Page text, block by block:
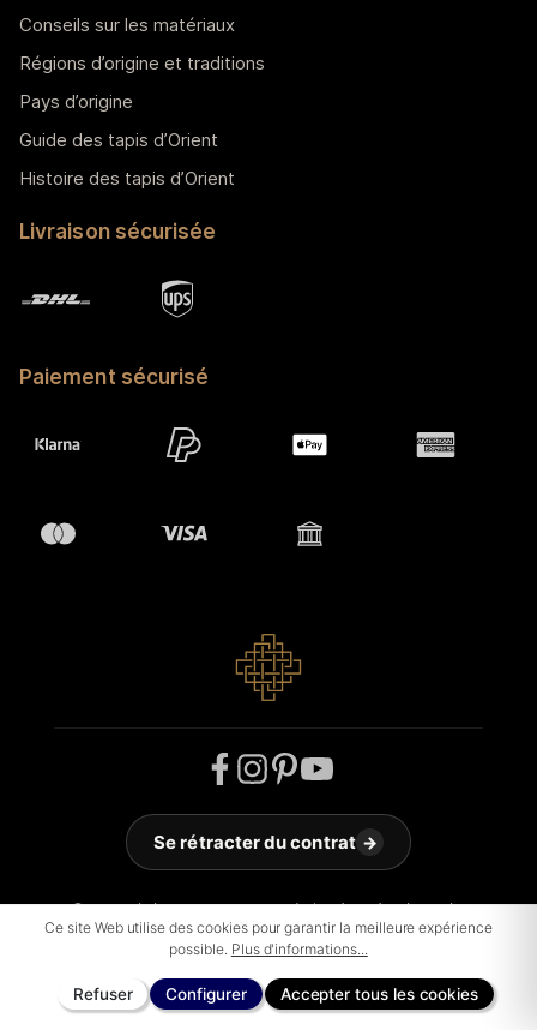
Conseils sur les matériaux
Régions d’origine et traditions
Pays d’origine
Guide des tapis d’Orient
Histoire des tapis d’Orient
Livraison sécurisée
Paiement sécurisé
© 2026 Jakobson Carpets - Tous droits réservés. Theme by
ThemeWare®
Se rétracter du contrat →
Ce site Web utilise des cookies pour garantir la meilleure expérience
possible. Plus d'informations...
Refuser Configurer Accepter tous les cookies